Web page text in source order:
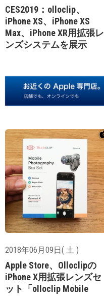
CES2019：olloclip、
iPhone XS、iPhone XS
Max、iPhone XR用拡張レ
ンズシステムを展示
2018年06月09日( 土 )
Apple Store、Olloclipの
iPhone X用拡張レンズセ
ット「olloclip Mobile